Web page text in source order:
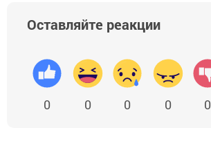
Оставляйте реакции
0 0 0 0 0